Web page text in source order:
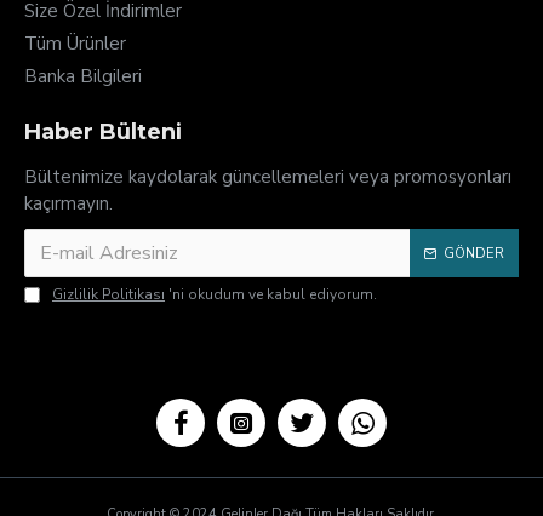
Size Özel İndirimler
Tüm Ürünler
Banka Bilgileri
Haber Bülteni
Bültenimize kaydolarak güncellemeleri veya promosyonları
kaçırmayın.
GÖNDER
Gizlilik Politikası 'ni okudum ve kabul ediyorum.